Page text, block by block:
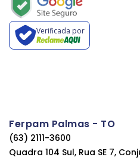
Verificada por
Ferpam Palmas - TO
(63) 2111-3600
Quadra 104 Sul, Rua SE 7,